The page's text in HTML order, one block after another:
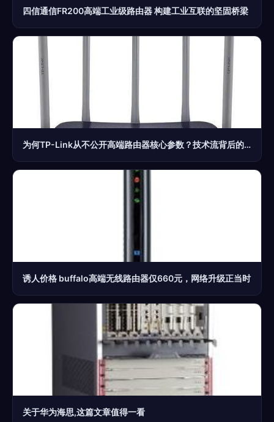
四信通信FR200高端工业级路由器 构建工业互联的坚固桥梁
为何TP-Link从不公开高端路由器核心参数？技术流背后的商业逻辑
诱人价格 buffalo高端无线路由器仅660元，网络升级正当时
关于华为海思,这篇文章值得一看